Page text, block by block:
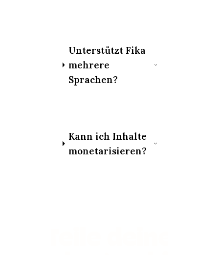
Unterstützt Fika
mehrere
Sprachen?
Kann ich Inhalte
monetarisieren?